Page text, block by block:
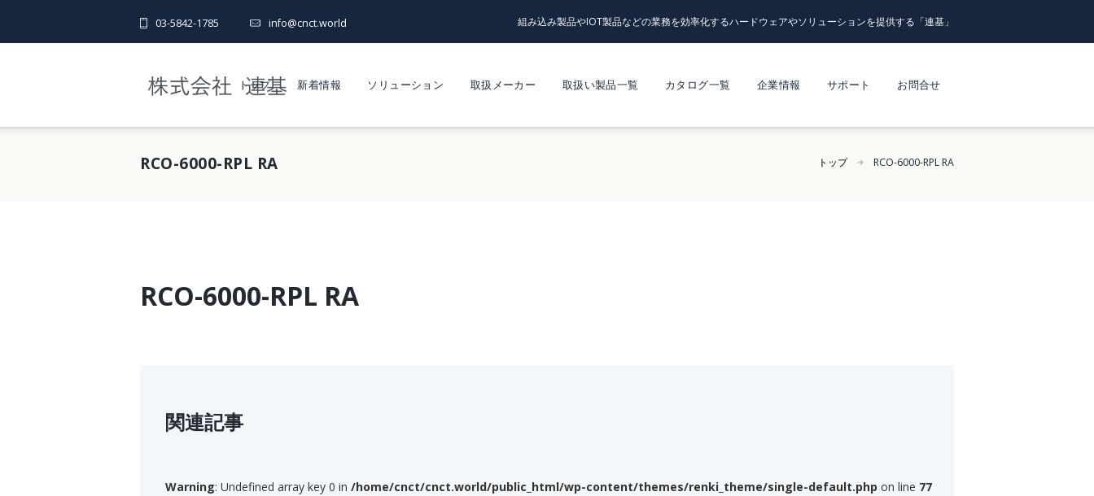
03-5842-1785 info@cnct.world 組み込み製品やIOT製品などの業務を効率化するハードウェアやソリューションを提供する「連基」
トップ 新着情報 ソリューション 取扱メーカー 取扱い製品一覧 カタログ一覧 企業情報 サポート お問合せ
RCO-6000-RPL RA トップ RCO-6000-RPL RA
RCO-6000-RPL RA
関連記事
Warning: Undefined array key 0 in /home/cnct/cnct.world/public_html/wp-content/themes/renki_theme/single-default.php on line 77